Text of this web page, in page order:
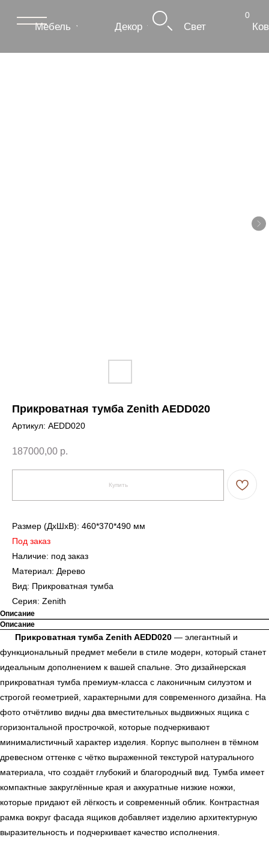
Мебель
Прикроватная тумба Zenith AEDD020
Артикул: AEDD020
187000,00 р.
Купить
Размер (ДxШxВ): 460*370*490 мм
Под заказ
Наличие: под заказ
Материал: Дерево
Вид: Прикроватная тумба
Серия: Zenith
Описание
Описание
Прикроватная тумба Zenith AEDD020 — элегантный и
функциональный предмет мебели в стиле модерн, который станет
идеальным дополнением к вашей спальне. Это дизайнерская
прикроватная тумба премиум-класса с лаконичным силуэтом и
строгой геометрией, характерными для современного дизайна. На
фото отчётливо видны два вместительных выдвижных ящика с
горизонтальной прострочкой, которые подчеркивают
минималистичный характер изделия. Корпус выполнен в тёмном
древесном оттенке с чётко выраженной текстурой натурального
материала, что создаёт глубокий и благородный вид. Тумба имеет
компактные закруглённые края и аккуратные низкие ножки,
которые придают ей лёгкость и современный облик. Контрастная
рамка вокруг фасада ящиков добавляет изделию архитектурную
выразительность и подчеркивает качество исполнения.